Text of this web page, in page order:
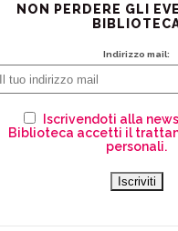
NON PERDERE GLI
Indirizzo mail:
Iscrivendoti alla
Biblioteca accetti il
personali.